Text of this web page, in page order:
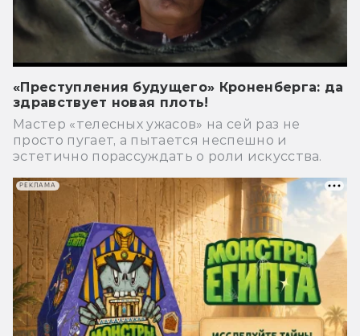
«Преступления будущего» Кроненберга: да
здравствует новая плоть!
Мастер «телесных ужасов» на сей раз не
просто пугает, а пытается неспешно и
эстетично порассуждать о роли искусства.
РЕКЛАМА